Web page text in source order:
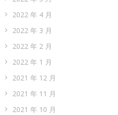
2022 年 4 月
2022 年 3 月
2022 年 2 月
2022 年 1 月
2021 年 12 月
2021 年 11 月
2021 年 10 月